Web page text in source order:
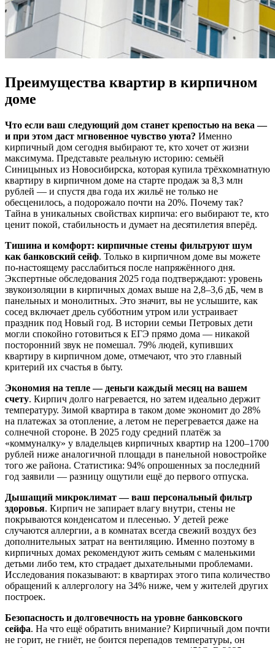
Преимущества квартир в кирпичном
доме
Что если ваш следующий дом станет крепостью на века —
и при этом даст мгновенное чувство уюта? Именно
кирпичный дом сегодня выбирают те, кто хочет от жизни
максимума. Представьте реальную историю: семьёй
Синицыных из Новосибирска, которая купила трёхкомнатную
квартиру в кирпичном доме на старте продаж за 8,3 млн
рублей — и спустя два года их жильё не только не
обесценилось, а подорожало почти на 20%. Почему так?
Тайна в уникальных свойствах кирпича: его выбирают те, кто
ценит покой, стабильность и думает на десятилетия вперёд.
Тишина и комфорт: кирпичные стены фильтруют шум
как банковский сейф. Только в кирпичном доме вы можете
по-настоящему расслабиться после напряжённого дня.
Экспертные обследования 2025 года подтверждают: уровень
звукоизоляции в кирпичных домах выше на 2,8–3,6 дБ, чем в
панельных и монолитных. Это значит, вы не услышите, как
сосед включает дрель субботним утром или устраивает
праздник под Новый год. В истории семьи Петровых дети
могли спокойно готовиться к ЕГЭ прямо дома — никакой
посторонний звук не помешал. 79% людей, купивших
квартиру в кирпичном доме, отмечают, что это главный
критерий их счастья в быту.
Экономия на тепле — деньги каждый месяц на вашем
счету. Кирпич долго нагревается, но затем идеально держит
температуру. Зимой квартира в таком доме экономит до 28%
на платежах за отопление, а летом не перегревается даже на
солнечной стороне. В 2025 году средний платёж за
«коммуналку» у владельцев кирпичных квартир на 1200–1700
рублей ниже аналогичной площади в панельной новостройке
того же района. Статистика: 94% опрошенных за последний
год заявили — разницу ощутили ещё до первого отпуска.
Дышащий микроклимат — ваш персональный фильтр
здоровья. Кирпич не запирает влагу внутри, стены не
покрываются конденсатом и плесенью. У детей реже
случаются аллергии, а в комнатах всегда свежий воздух без
дополнительных затрат на вентиляцию. Именно поэтому в
кирпичных домах рекомендуют жить семьям с маленькими
детьми либо тем, кто страдает дыхательными проблемами.
Исследования показывают: в квартирах этого типа количество
обращений к аллергологу на 34% ниже, чем у жителей других
построек.
Безопасность и долговечность на уровне банковского
сейфа. На что ещё обратить внимание? Кирпичный дом почти
не горит, не гниёт, не боится перепадов температуры, он